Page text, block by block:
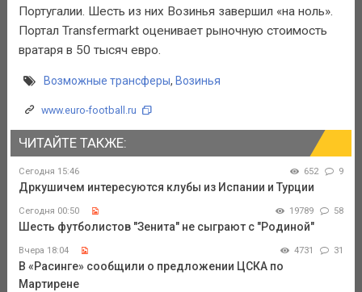
Португалии. Шесть из них Возинья завершил «на ноль».
Портал Transfermarkt оценивает рыночную стоимость
вратаря в 50 тысяч евро.
Возможные трансферы, Возинья
www.euro-football.ru
ЧИТАЙТЕ ТАКЖЕ:
Сегодня 15:46 652 9
Дркушичем интересуются клубы из Испании и Турции
Сегодня 00:50 19789 58
Шесть футболистов "Зенита" не сыграют с "Родиной"
Вчера 18:04 4731 31
В «Расинге» сообщили о предложении ЦСКА по
Мартирене